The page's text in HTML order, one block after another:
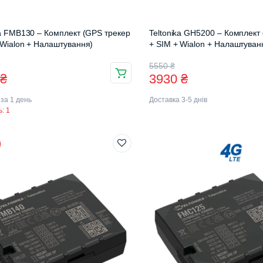
FMB130 – Комплект (GPS трекер
+ Налаштування)
₴
1 день
1
Teltonika GH5200 – Комплект
+ SIM + Wialon +
5550₴
Оригінальна
ціна:
5550 ₴.
3930 ₴
Поточна
ціна:
3930 ₴.
Доставка 3-5 днів